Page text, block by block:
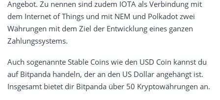
Angebot. Zu nennen sind zudem IOTA als Verbindung mit
dem Internet of Things und mit NEM und Polkadot zwei
Währungen mit dem Ziel der Entwicklung eines ganzen
Zahlungssystems.
Auch sogenannte Stable Coins wie den USD Coin kannst du
auf Bitpanda handeln, der an den US Dollar angehängt ist.
Insgesamt bietet dir Bitpanda über 50 Kryptowährungen an.